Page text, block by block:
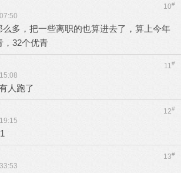
10#
么多，把一些离职的也算进去了，算上今年
，32个优青
11#
人跑了
12#
13#